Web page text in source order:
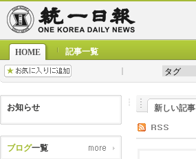
HOME 記事一覧
お知らせ
ブログ一覧
新しい記事